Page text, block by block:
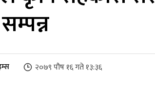
२०७९ पौष १६ गते १३:३६